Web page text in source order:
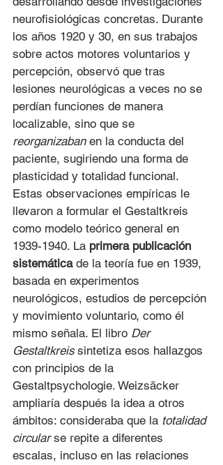
neurofisiológicas concretas. Durante
los años 1920 y 30, en sus trabajos
sobre actos motores voluntarios y
percepción, observó que tras
lesiones neurológicas a veces no se
perdían funciones de manera
localizable, sino que se
reorganizaban en la conducta del
paciente, sugiriendo una forma de
plasticidad y totalidad funcional.
Estas observaciones empíricas le
llevaron a formular el Gestaltkreis
como modelo teórico general en
1939-1940. La primera publicación
sistemática de la teoría fue en 1939,
basada en experimentos
neurológicos, estudios de percepción
y movimiento voluntario, como él
mismo señala. El libro Der
Gestaltkreis sintetiza esos hallazgos
con principios de la
Gestaltpsychologie. Weizsäcker
ampliaría después la idea a otros
ámbitos: consideraba que la totalidad
circular se repite a diferentes
escalas, incluso en las relaciones